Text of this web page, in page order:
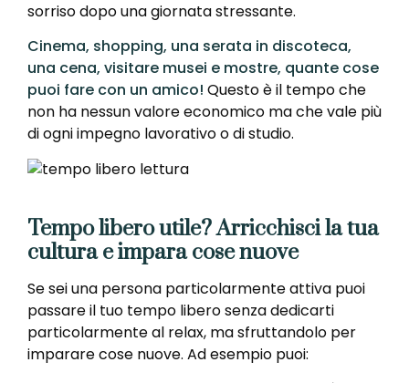
sorriso dopo una giornata stressante.
Cinema, shopping, una serata in discoteca,
una cena, visitare musei e mostre, quante cose
puoi fare con un amico! Questo è il tempo che
non ha nessun valore economico ma che vale più
di ogni impegno lavorativo o di studio.
Tempo libero utile? Arricchisci la tua
cultura e impara cose nuove
Se sei una persona particolarmente attiva puoi
passare il tuo tempo libero senza dedicarti
particolarmente al relax, ma sfruttandolo per
imparare cose nuove. Ad esempio puoi: